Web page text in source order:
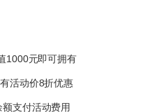
1000元即可拥有
活动价8折优惠
支付活动费用